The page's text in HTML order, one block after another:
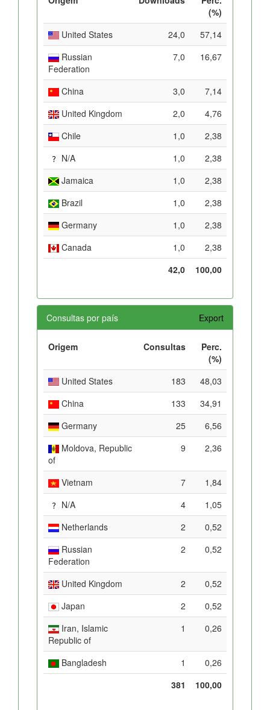
(%)
United States
24,0
57,14
Russian
Federation
7,0 16,67
China 3,0
7,14
United Kingdom
2,0
4,76
Chile
1,0
2,38
N/A
1,0
2,38
Jamaica
1,0
2,38
Brazil
1,0
2,38
Germany
1,0
2,38
Canada
1,0
2,38
42,0
100,00
Consultas por país Export
Origem Consultas
Perc.
(%)
United States
183
48,03
China
133
34,91
Germany
25
6,56
Moldova, Republic
of
9 2,36
Vietnam 7
1,84
N/A
4
1,05
Netherlands
2
0,52
Russian
Federation
2 0,52
United Kingdom 2
0,52
Japan
2
0,52
Iran, Islamic
Republic of
1 0,26
Bangladesh 1
0,26
381
100,00